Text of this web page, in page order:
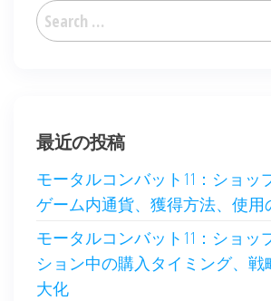
Search
for:
最近の投稿
モータルコンバット11：ショッ
ゲーム内通貨、獲得方法、使用
モータルコンバット11：ショッ
ション中の購入タイミング、戦
大化